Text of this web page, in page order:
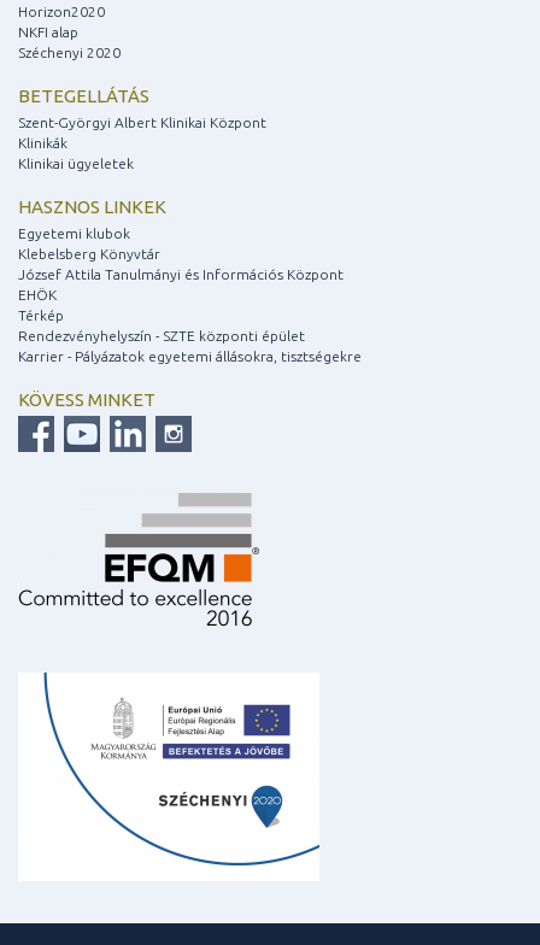
Horizon2020
NKFI alap
Széchenyi 2020
BETEGELLÁTÁS
Szent-Györgyi Albert Klinikai Központ
Klinikák
Klinikai ügyeletek
HASZNOS LINKEK
Egyetemi klubok
Klebelsberg Könyvtár
József Attila Tanulmányi és Információs Központ
EHÖK
Térkép
Rendezvényhelyszín - SZTE központi épület
Karrier - Pályázatok egyetemi állásokra, tisztségekre
KÖVESS MINKET